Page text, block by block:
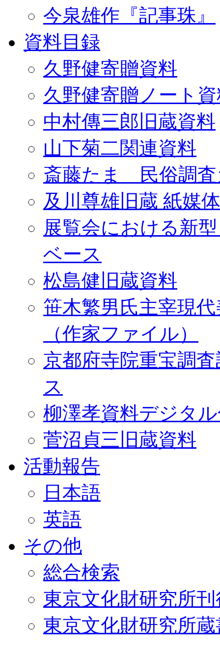
今泉雄作『記事珠』
資料目録
久野健寄贈資料
久野健寄贈ノート
中村傳三郎旧蔵資料
山下菊二関連資料
斎藤たま 民俗調査
及川尊雄旧蔵 紙媒
展覧会における新
ベース
松島健旧蔵資料
笹木繁男氏主宰現
（作家ファイル）
京都府寺院重宝調
ス
柳澤孝資料デジタ
菅沼貞三旧蔵資料
活動報告
日本語
英語
その他
総合検索
東京文化財研究所
東京文化財研究所